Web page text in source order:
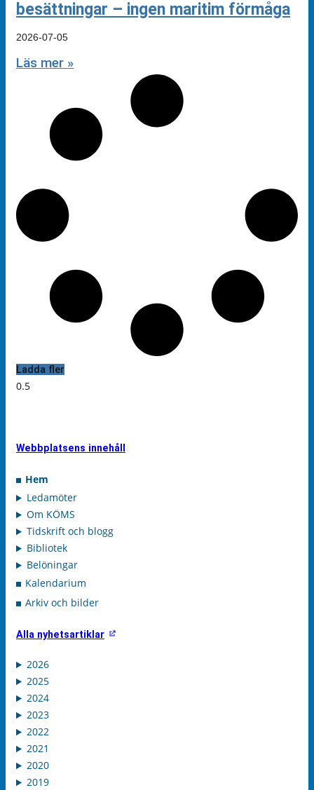
besättningar – ingen maritim förmåga
2026-07-05
Läs mer »
Ladda fler
Webbplatsens innehåll
Hem
Ledamöter
Om KÖMS
Tidskrift och blogg
Bibliotek
Belöningar
Kalendarium
Arkiv och bilder
Alla nyhetsartiklar
2026
2025
2024
2023
2022
2021
2020
2019